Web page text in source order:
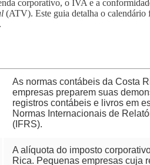
corporativo, o IVA e a
(ATV). Este guia detalha o calendário
As normas contábeis da Costa
empresas preparem suas
registros contábeis e livros em
Normas Internacionais de
(IFRS).
A alíquota do imposto
Rica. Pequenas empresas cuja